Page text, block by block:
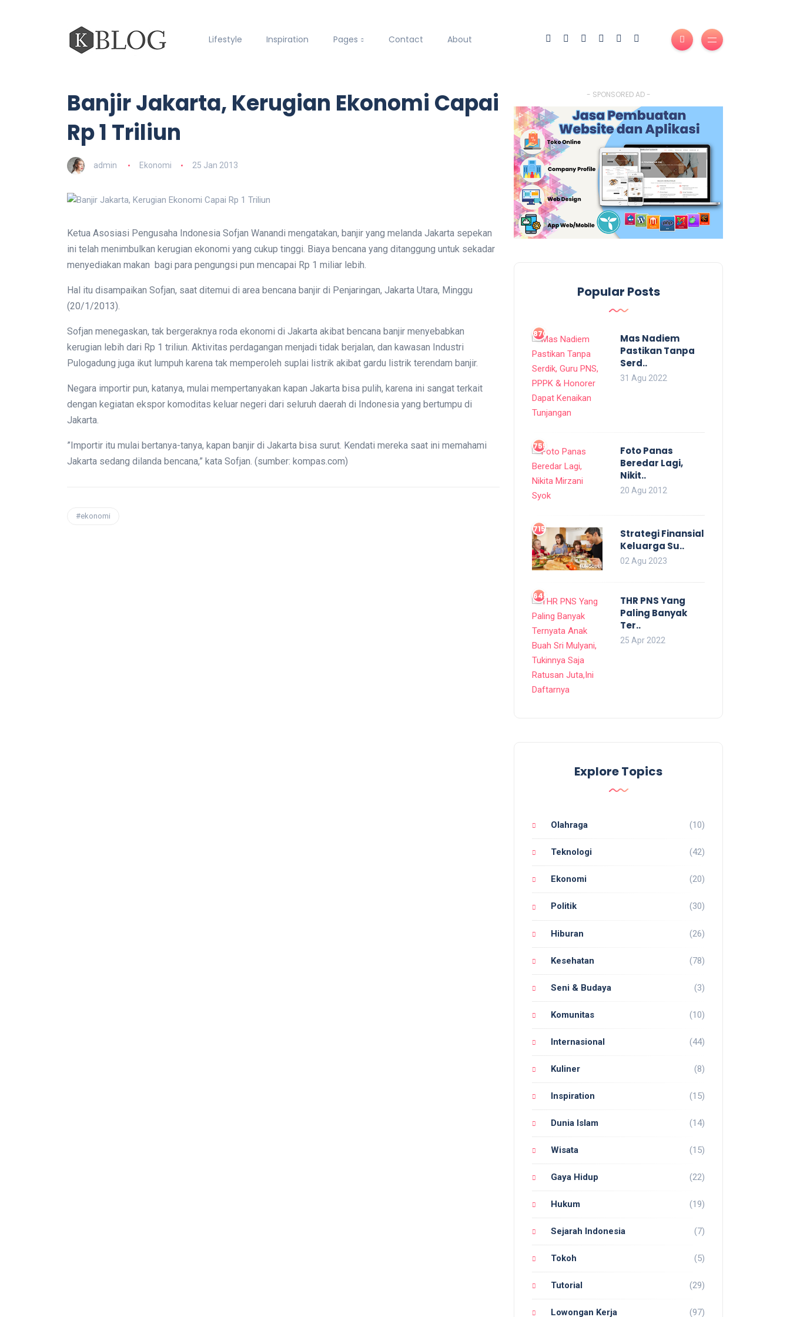
Lifestyle Inspiration Pages Contact About
Banjir Jakarta, Kerugian Ekonomi Capai
Rp 1 Triliun
admin Ekonomi 25 Jan 2013
Ketua Asosiasi Pengusaha Indonesia Sofjan Wanandi mengatakan, banjir yang melanda Jakarta sepekan
ini telah menimbulkan kerugian ekonomi yang cukup tinggi. Biaya bencana yang ditanggung untuk sekadar
menyediakan makan bagi para pengungsi pun mencapai Rp 1 miliar lebih.
Hal itu disampaikan Sofjan, saat ditemui di area bencana banjir di Penjaringan, Jakarta Utara, Minggu
(20/1/2013).
Sofjan menegaskan, tak bergeraknya roda ekonomi di Jakarta akibat bencana banjir menyebabkan
kerugian lebih dari Rp 1 triliun. Aktivitas perdagangan menjadi tidak berjalan, dan kawasan Industri
Pulogadung juga ikut lumpuh karena tak memperoleh suplai listrik akibat gardu listrik terendam banjir.
Negara importir pun, katanya, mulai mempertanyakan kapan Jakarta bisa pulih, karena ini sangat terkait
dengan kegiatan ekspor komoditas keluar negeri dari seluruh daerah di Indonesia yang bertumpu di
Jakarta.
”Importir itu mulai bertanya-tanya, kapan banjir di Jakarta bisa surut. Kendati mereka saat ini memahami
Jakarta sedang dilanda bencana,” kata Sofjan. (sumber: kompas.com)
#ekonomi
- SPONSORED AD -
Popular Posts
870
Mas Nadiem
Pastikan Tanpa
Serd..
31 Agu 2022
755
Foto Panas
Beredar Lagi,
Nikit..
20 Agu 2012
715
Strategi Finansial
Keluarga Su..
02 Agu 2023
645
THR PNS Yang
Paling Banyak
Ter..
25 Apr 2022
Explore Topics
Olahraga (10)
Teknologi (42)
Ekonomi (20)
Politik (30)
Hiburan (26)
Kesehatan (78)
Seni & Budaya (3)
Komunitas (10)
Internasional (44)
Kuliner (8)
Inspiration (15)
Dunia Islam (14)
Wisata (15)
Gaya Hidup (22)
Hukum (19)
Sejarah Indonesia (7)
Tokoh (5)
Tutorial (29)
Lowongan Kerja (97)